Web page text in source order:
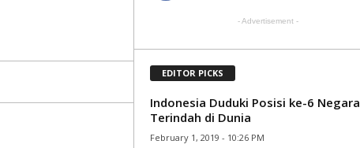
- Advertisement -
EDITOR PICKS
Indonesia Duduki Posisi ke-6 Negara
Terindah di Dunia
February 1, 2019 - 10:26 PM